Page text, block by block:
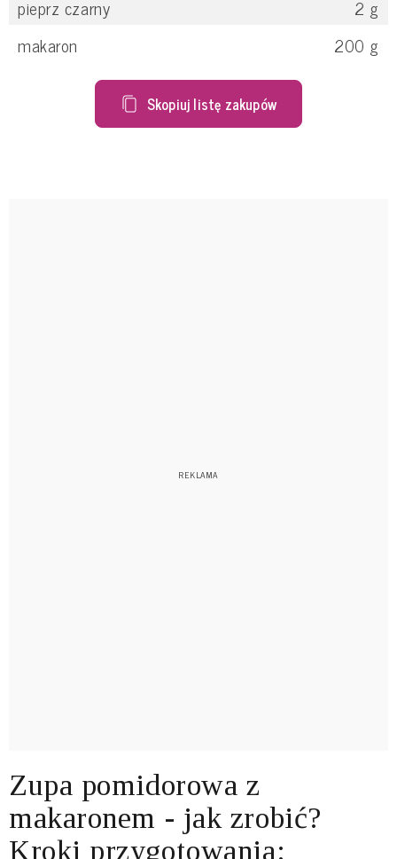
pieprz czarny
2 g
makaron
200 g
Skopiuj listę zakupów
Zupa pomidorowa z
makaronem - jak zrobić?
Kroki przygotowania: